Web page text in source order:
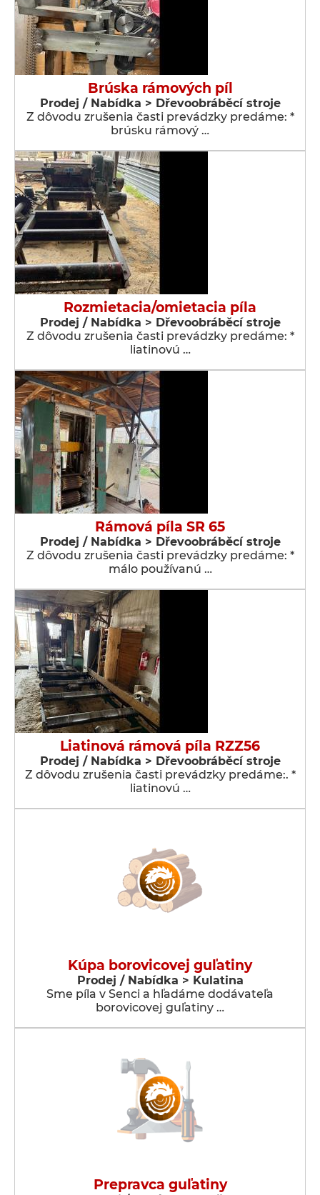
Brúska rámových píl
Prodej / Nabídka > Dřevoobráběcí stroje
Z dôvodu zrušenia časti prevádzky predáme: *
brúsku rámový …
Rozmietacia/omietacia píla
Prodej / Nabídka > Dřevoobráběcí stroje
Z dôvodu zrušenia časti prevádzky predáme: *
liatinovú …
Rámová píla SR 65
Prodej / Nabídka > Dřevoobráběcí stroje
Z dôvodu zrušenia časti prevádzky predáme: *
málo používanú …
Liatinová rámová píla RZZ56
Prodej / Nabídka > Dřevoobráběcí stroje
Z dôvodu zrušenia časti prevádzky predáme:. *
liatinovú …
Kúpa borovicovej guľatiny
Prodej / Nabídka > Kulatina
Sme píla v Senci a hľadáme dodávateľa
borovicovej guľatiny …
Prepravca guľatiny